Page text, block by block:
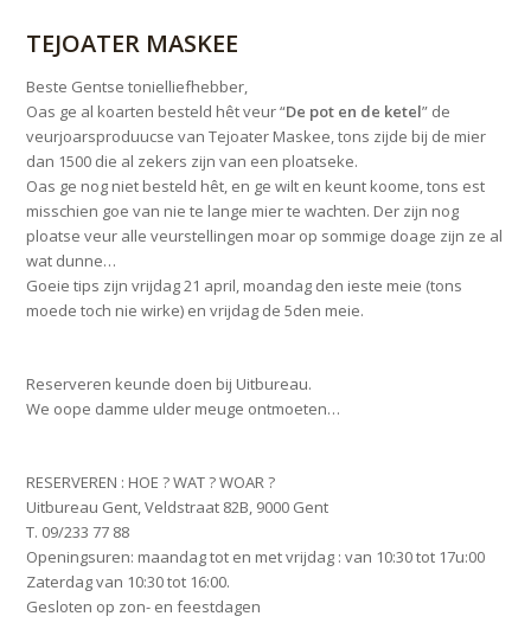
TEJOATER MASKEE
Beste Gentse tonielliefhebber,
Oas ge al koarten besteld hêt veur “De pot en de ketel” de
veurjoarsproduucse van Tejoater Maskee, tons zijde bij de mier
dan 1500 die al zekers zijn van een ploatseke.
Oas ge nog niet besteld hêt, en ge wilt en keunt koome, tons est
misschien goe van nie te lange mier te wachten. Der zijn nog
ploatse veur alle veurstellingen moar op sommige doage zijn ze al
wat dunne…
Goeie tips zijn vrijdag 21 april, moandag den ieste meie (tons
moede toch nie wirke) en vrijdag de 5den meie.
Reserveren keunde doen bij Uitbureau.
We oope damme ulder meuge ontmoeten…
RESERVEREN : HOE ? WAT ? WOAR ?
Uitbureau Gent, Veldstraat 82B, 9000 Gent
T. 09/233 77 88
Openingsuren: maandag tot en met vrijdag : van 10:30 tot 17u:00
Zaterdag van 10:30 tot 16:00.
Gesloten op zon- en feestdagen